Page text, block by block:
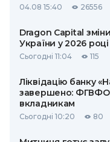
04.08 15:40 26556
Dragon Capital
України у 2026 році
Сьогодні 11:04 115
Ліквідацію банку
завершено: ФГВФО
вкладникам
Сьогодні 10:20 80